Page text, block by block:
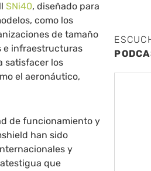
SNi40, diseñado para
como los
de tamaño
e infraestructuras
satisfacer los
el aeronáutico,
de funcionamiento y
han sido
y
que